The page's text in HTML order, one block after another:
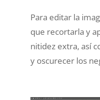
Para editar la
que recortarla y
nitidez extra, así
y oscurecer los